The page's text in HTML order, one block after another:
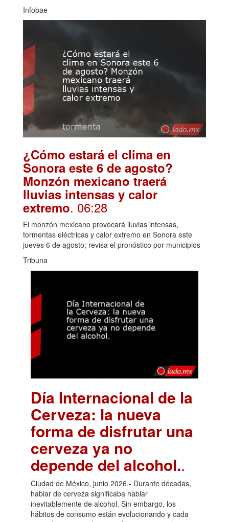
Infobae
¿Cómo estará el clima en
Sonora este 6 de agosto?
Monzón mexicano traerá
lluvias intensas y calor
extremo. 06:28
El monzón mexicano provocará lluvias intensas,
tormentas eléctricas y calor extremo en Sonora este
jueves 6 de agosto; revisa el pronóstico por municipios
Tribuna
Día Internacional de la
Cerveza: la nueva
forma de disfrutar una
cerveza ya no
depende del alcohol..
Ciudad de México, junio 2026.- Durante décadas,
hablar de cerveza significaba hablar
inevitablemente de alcohol. Sin embargo, los
hábitos de consumo están evolucionando y cada